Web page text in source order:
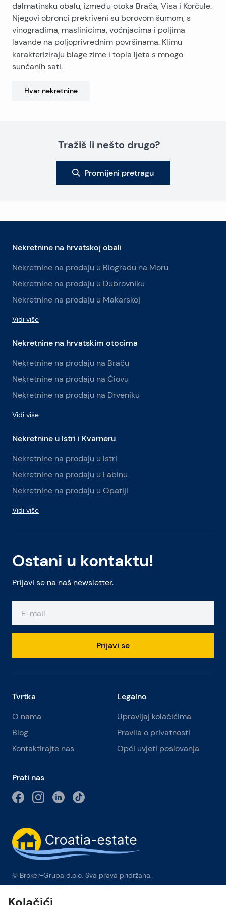
dalmatinsku obalu, između otoka Brača, Visa i Korčule.
Njegovi obronci prekriveni su borovom šumom, s
vinogradima, maslinicima, voćnjacima i poljima
lavande na poljoprivrednim površinama. Klimu
karakteriziraju blage zime i topla ljeta s mnogo
sunčanih sati.
Hvar nekretnine
Tražiš li nešto drugo?
Promijeni pretragu
Ostani u kontaktu!
Prijavi se na naš newsletter.
Prijavi se
Nekretnine na hrvatskoj obali
Nekretnine na prodaju u Biogradu na Moru
Nekretnine na prodaju u Dubrovniku
Nekretnine na prodaju u Makarskoj
Vidi više
Nekretnine na hrvatskim otocima
Nekretnine na prodaju na Braču
Nekretnine na prodaju na Čiovu
Nekretnine na prodaju na Drveniku
Vidi više
Nekretnine u Istri i Kvarneru
Nekretnine na prodaju u Istri
Nekretnine na prodaju u Labinu
Nekretnine na prodaju u Opatiji
Vidi više
Tvrtka
O nama
Blog
Kontaktirajte nas
Legalno
Upravljaj kolačićima
Pravila o privatnosti
Opći uvjeti poslovanja
Prati nas
© Broker-Grupa d.o.o. Sva prava pridržana.
Obala kneza Branimira 1, 21000 Split-Phone: +385 98 384 007